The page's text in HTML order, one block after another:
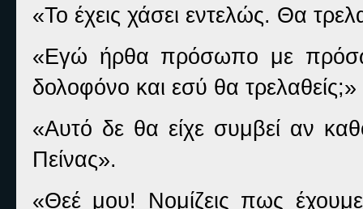
«Το έχεις χάσει εντελώς. Θα
«Εγώ ήρθα πρόσωπο με
δολοφόνο και εσύ θα τρελαθείς;»
«Αυτό δε θα είχε συμβεί αν
Πείνας».
«Θεέ μου! Νομίζεις πως